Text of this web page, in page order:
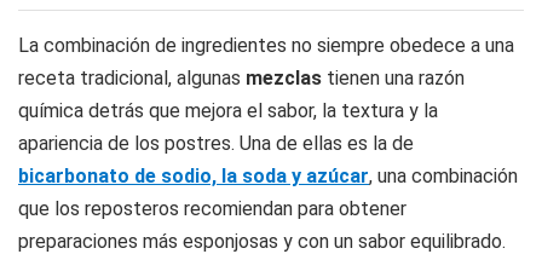
La combinación de ingredientes no siempre obedece a una
receta tradicional, algunas mezclas tienen una razón
química detrás que mejora el sabor, la textura y la
apariencia de los postres. Una de ellas es la de
bicarbonato de sodio, la soda y azúcar, una combinación
que los reposteros recomiendan para obtener
preparaciones más esponjosas y con un sabor equilibrado.